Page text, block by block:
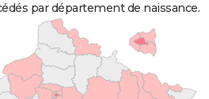
par département de naissance.